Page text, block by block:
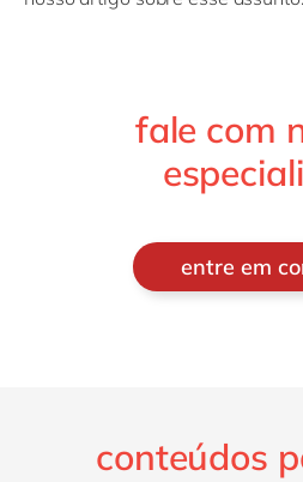
fale com
entre em
conteúdos